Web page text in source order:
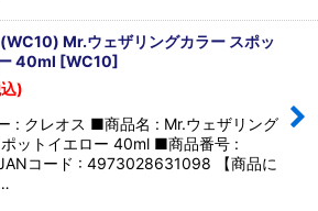
Mr.ウェザリングカラー スポッ
40ml [WC10]
)
: クレオス ■商品名 : Mr.ウェザリング
ットイエロー 40ml ■商品番号 :
コード : 4973028631098 【商品に